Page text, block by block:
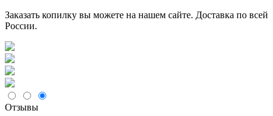
Заказать копилку вы можете на нашем сайте. Доставка по всей
России.
Отзывы